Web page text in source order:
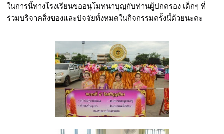
ในการนี้ทางโรงเรียนขออนุโมทนาบุญกับท่านผู้ปกครอง เด็กๆ ที่
ร่วมบริจาคสิ่งของและปัจจัยทั้งหมดในกิจกรรมครั้งนี้ด้วยนะคะ